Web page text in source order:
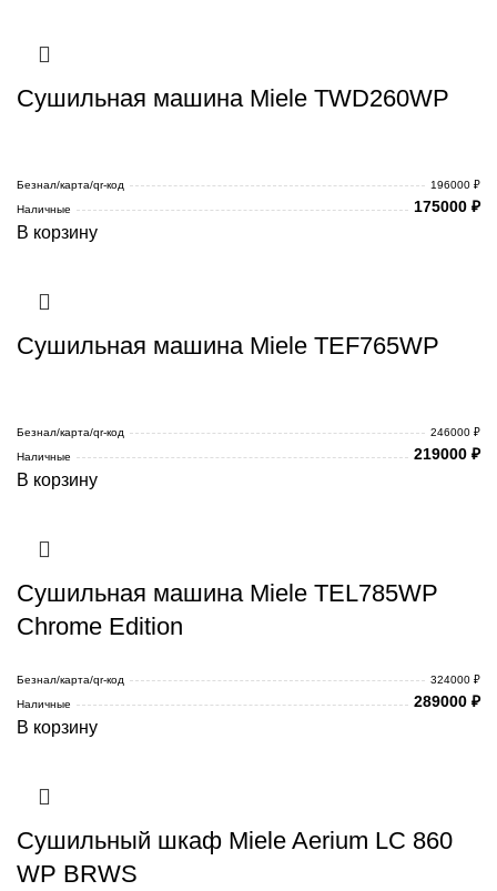
Сушильная машина Miele TWD260WP
Безнал/карта/qr-код
196000 ₽
Наличные
175000 ₽
В корзину
Сушильная машина Miele TEF765WP
Безнал/карта/qr-код
246000 ₽
Наличные
219000 ₽
В корзину
Сушильная машина Miele TEL785WP
Chrome Edition
Безнал/карта/qr-код
324000 ₽
Наличные
289000 ₽
В корзину
Сушильный шкаф Miele Aerium LC 860
WP BRWS